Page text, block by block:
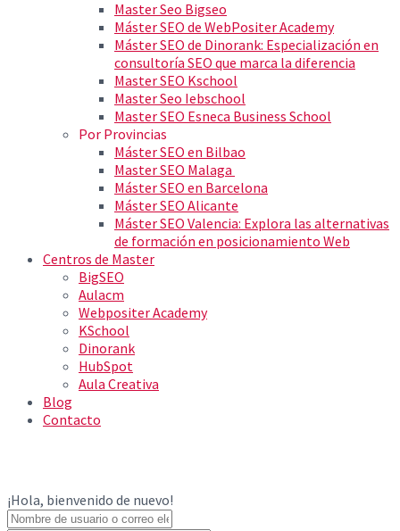
Master Seo Bigseo
Máster SEO de WebPositer Academy
Máster SEO de Dinorank: Especialización en
consultoría SEO que marca la diferencia
Master SEO Kschool
Master Seo Iebschool
Master SEO Esneca Business School
Por Provincias
Máster SEO en Bilbao
Master SEO Malaga
Máster SEO en Barcelona
Máster SEO Alicante
Máster SEO Valencia: Explora las alternativas
de formación en posicionamiento Web
Centros de Master
BigSEO
Aulacm
Webpositer Academy
KSchool
Dinorank
HubSpot
Aula Creativa
Blog
Contacto
¡Hola, bienvenido de nuevo!